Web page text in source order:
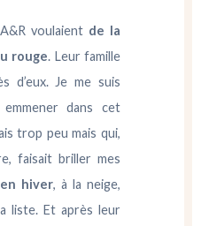
voulaient de la
rouge. Leur famille
d’eux. Je me suis
dans cet
trop peu mais qui,
faisait briller mes
hiver, à la neige,
liste. Et après leur